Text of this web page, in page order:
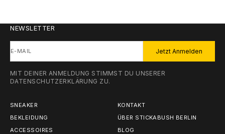
NEWSLETTER
E-MAIL Jetzt Anmelden
MIT DEINER ANMELDUNG STIMMST DU UNSERER
DATENSCHUTZERKLÄRUNG ZU.
SNEAKER
BEKLEIDUNG
ACCESSOIRES
KONTAKT
ÜBER STICKABUSH BERLIN
BLOG